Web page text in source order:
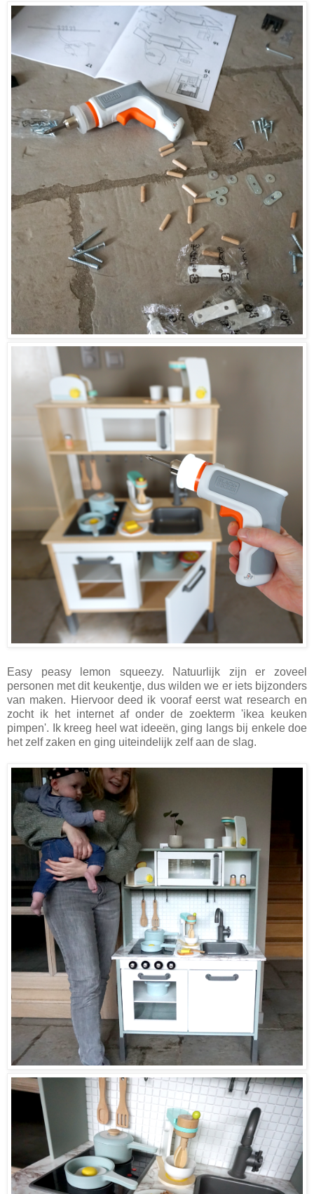
Easy peasy lemon squeezy. Natuurlijk zijn er zoveel
personen met dit keukentje, dus wilden we er iets bijzonders
van maken. Hiervoor deed ik vooraf eerst wat research en
zocht ik het internet af onder de zoekterm 'ikea keuken
pimpen'. Ik kreeg heel wat ideeën, ging langs bij enkele doe
het zelf zaken en ging uiteindelijk zelf aan de slag.